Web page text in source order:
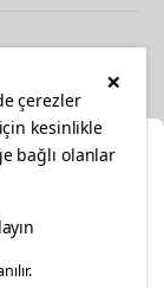
×
çerezler
için kesinlikle
bağlı olanlar